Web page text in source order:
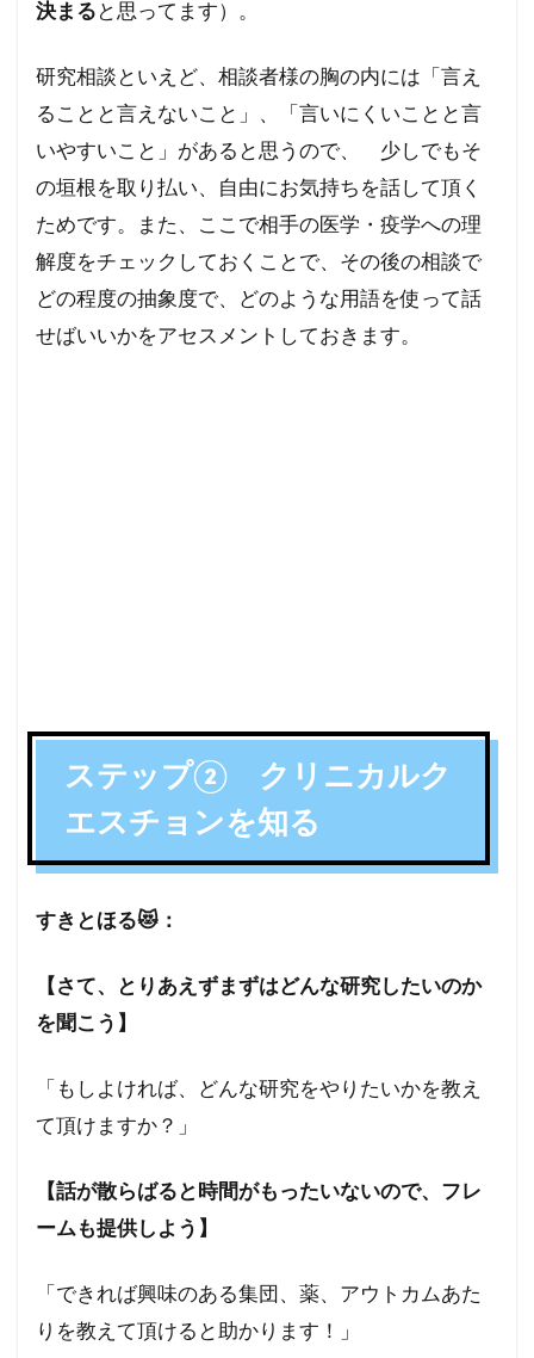
決まる と思ってます）。
研究相談といえど、相談者様の胸の内には「言え
ることと言えないこと」、「言いにくいことと言
いやすいこと」があると思うので、 少しでもそ
の垣根を取り払い、自由にお気持ちを話して頂く
ためです。また、ここで相手の医学・疫学への理
解度をチェックしておくことで、その後の相談で
どの程度の抽象度で、どのような用語を使って話
せばいいかをアセスメントしておきます。
ステップ② クリニカルク
エスチョンを知る
すきとほる😻：
【さて、とりあえずまずはどんな研究したいのか
を聞こう】
「もしよければ、どんな研究をやりたいかを教え
て頂けますか？」
【話が散らばると時間がもったいないので、フレ
ームも提供しよう】
「できれば興味のある集団、薬、アウトカムあた
りを教えて頂けると助かります！」